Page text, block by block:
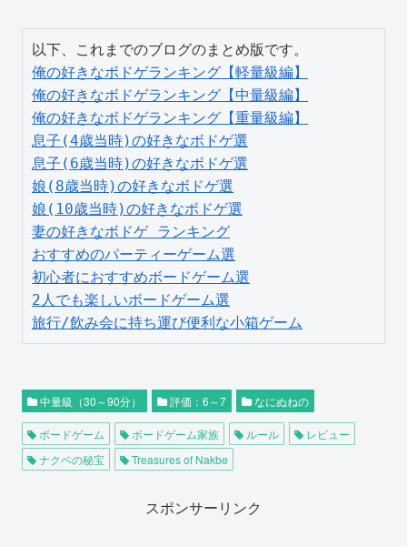
俺の好きなボドゲランキング【軽量級編】
俺の好きなボドゲランキング【中量級編】
俺の好きなボドゲランキング【重量級編】
息子(4歳当時)の好きなボドゲ選
息子(6歳当時)の好きなボドゲ選
娘(8歳当時)の好きなボドゲ選
娘(10歳当時)の好きなボドゲ選
妻の好きなボドゲ ランキング
おすすめのパーティーゲーム選
初心者におすすめボードゲーム選
2人でも楽しいボードゲーム選
旅行/飲み会に持ち運び便利な小箱ゲーム
中量級（30～90分） 評価：6～7 なにぬねの
ボードゲーム ボードゲーム家族 ルール
レビュー
ナクベの秘宝
Treasures of Nakbe
スポンサーリンク